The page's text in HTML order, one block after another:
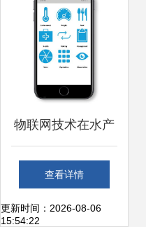
点
物联网技术在水产
养殖中的创新应用
与技术研发趋势
查看详情
更新时间：2026-08-06
15:54:22